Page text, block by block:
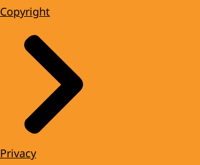
Copyright
Privacy